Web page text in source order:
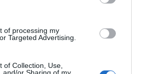
of processing my
Targeted Advertising.
of Collection, Use,
and/or Sharing of my